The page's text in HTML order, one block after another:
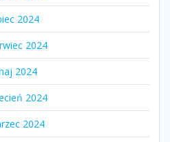
2024
2024
2024
2024
2024